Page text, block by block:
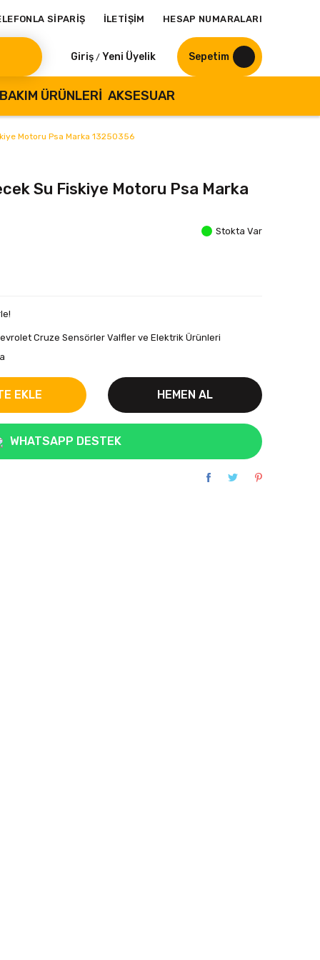
SİPARİŞ İLETİŞİM HESAP NUMARALARI
Giriş / Yeni Üyelik Sepetim
ÜRÜNLERI AKSESUAR
Motoru Psa Marka 13250356
Su Fiskiye Motoru Psa Marka
Stokta Var
Cruze Sensörler Valfler ve Elektrik Ürünleri
EKLE HEMEN AL
WHATSAPP DESTEK